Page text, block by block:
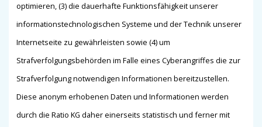
optimieren, (3) die dauerhafte Funktionsfähigkeit unserer
informationstechnologischen Systeme und der Technik unserer
Internetseite zu gewährleisten sowie (4) um
Strafverfolgungsbehörden im Falle eines Cyberangriffes die zur
Strafverfolgung notwendigen Informationen bereitzustellen.
Diese anonym erhobenen Daten und Informationen werden
durch die Ratio KG daher einerseits statistisch und ferner mit